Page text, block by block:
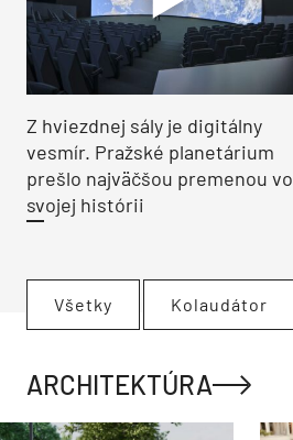
Z hviezdnej sály je digitálny
vesmír. Pražské planetárium
prešlo najväčšou premenou vo
svojej histórii
Všetky Kolaudátor
ARCHITEKTÚRA